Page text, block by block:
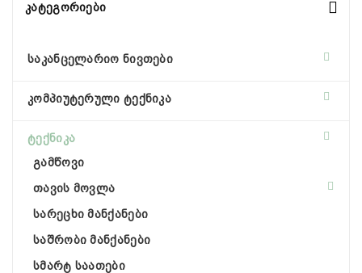
Კატეგორიები
საკანცელარიო ნივთები
კომპიუტერული ტექნიკა
ტექნიკა
გამწოვი
თავის მოვლა
სარეცხი მანქანები
საშრობი მანქანები
სმარტ საათები